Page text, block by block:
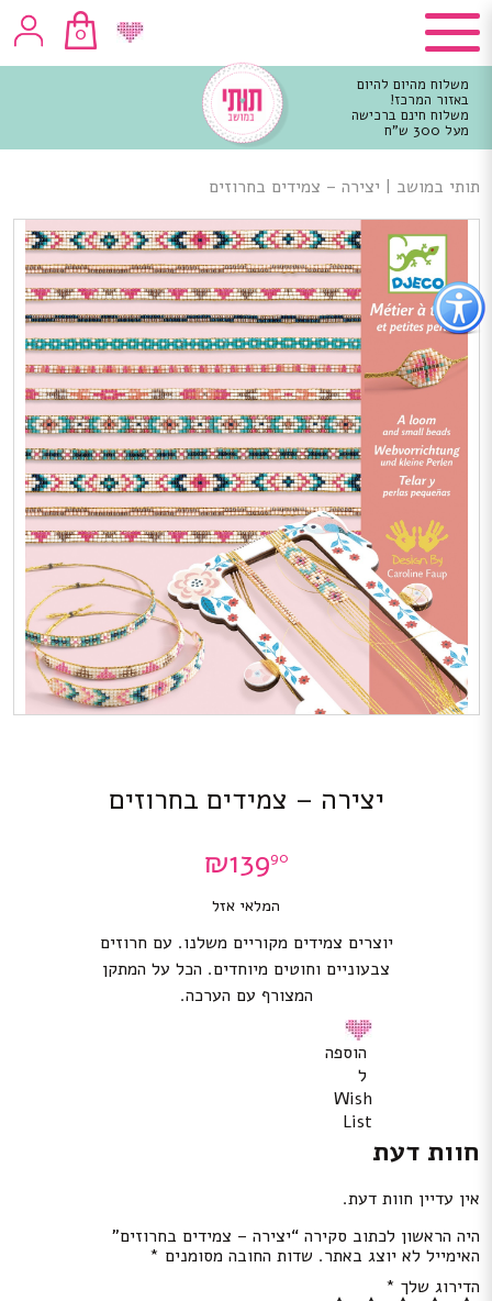
כפתור
לפתיחת
תפריט
נגישות
0
משלוח מהיום להיום
באזור המרכז!
משלוח חינם ברכישה
מעל 300 ש"ח
מרכזי
תותי במושב | יצירה – צמידים בחרוזים
יצירה – צמידים בחרוזים
₪13990
המלאי אזל
יוצרים צמידים מקוריים משלנו. עם חרוזים
צבעוניים וחוטים מיוחדים. הכל על המתקן
המצורף עם הערכה.
הוספה
ל
Wish
List
חוות דעת
אין עדיין חוות דעת.
היה הראשון לכתוב סקירה “יצירה – צמידים בחרוזים”
האימייל לא יוצג באתר. שדות החובה מסומנים *
הדירוג שלך *